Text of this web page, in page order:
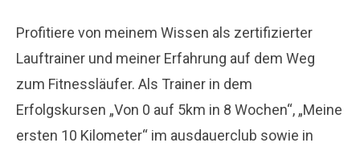
Profitiere von meinem Wissen als zertifizierter
Lauftrainer und meiner Erfahrung auf dem Weg
zum Fitnessläufer. Als Trainer in dem
Erfolgskursen „Von 0 auf 5km in 8 Wochen“, „Meine
ersten 10 Kilometer“ im ausdauerclub sowie in